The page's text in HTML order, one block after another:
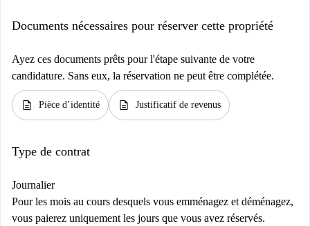
Documents nécessaires pour réserver cette propriété
Ayez ces documents prêts pour l'étape suivante de votre
candidature. Sans eux, la réservation ne peut être complétée.
description Pièce d’identité description Justificatif de revenus
Type de contrat
Journalier
Pour les mois au cours desquels vous emménagez et déménagez,
vous paierez uniquement les jours que vous avez réservés.